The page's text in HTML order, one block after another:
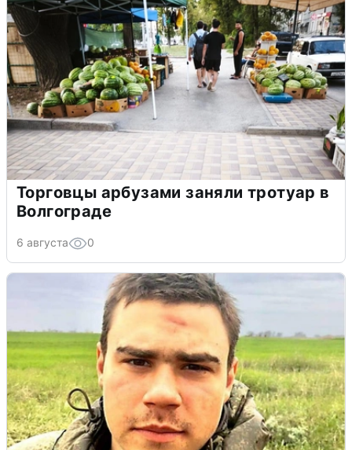
Торговцы арбузами заняли тротуар в
Волгограде
6 августа 0